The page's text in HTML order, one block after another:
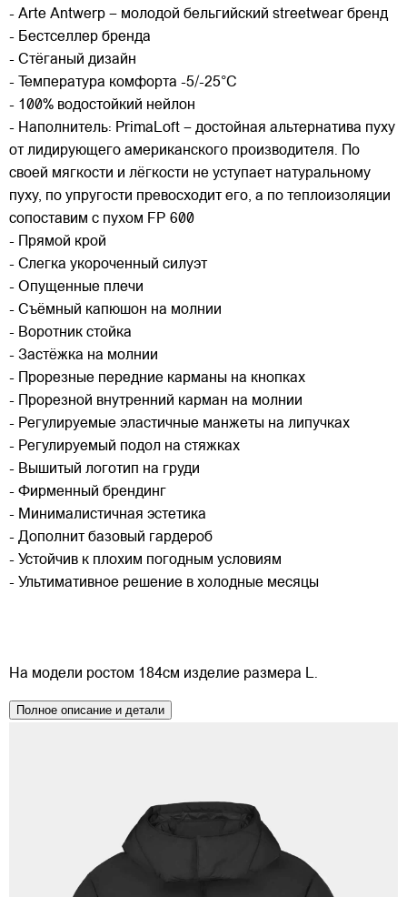
- Arte Antwerp – молодой бельгийский streetwear бренд
- Бестселлер бренда
- Стёганый дизайн
- Температура комфорта -5/-25°C
- 100% водостойкий нейлон
- Наполнитель: PrimaLoft – достойная альтернатива пуху
от лидирующего американского производителя. По
своей мягкости и лёгкости не уступает натуральному
пуху, по упругости превосходит его, а по теплоизоляции
сопоставим с пухом FP 600
- Прямой крой
- Слегка укороченный силуэт
- Опущенные плечи
- Съёмный капюшон на молнии
- Воротник стойка
- Застёжка на молнии
- Прорезные передние карманы на кнопках
- Прорезной внутренний карман на молнии
- Регулируемые эластичные манжеты на липучках
- Регулируемый подол на стяжках
- Вышитый логотип на груди
- Фирменный брендинг
- Минималистичная эстетика
- Дополнит базовый гардероб
- Устойчив к плохим погодным условиям
- Ультимативное решение в холодные месяцы
На модели ростом 184см изделие размера L.
Полное описание и детали